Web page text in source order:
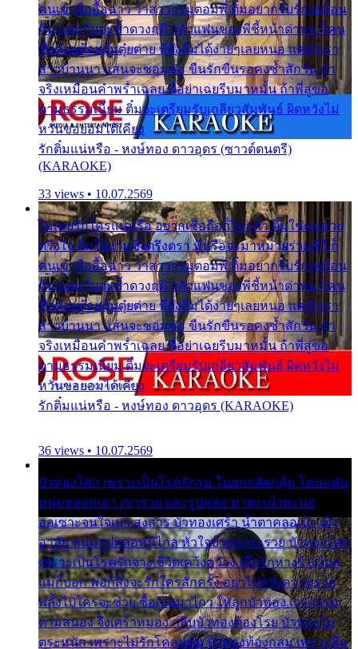
คนเขาลืออื้อฉาว ว่าสาวๆรุมตอมพี่ ติ๋มอยากรับรักเหมือน
กัน แต่หวั่นจะช้ำดวงฤดี กลัวแฟนของพี่ชี้หน้าด่าทอ ก็คน
ชื่อต๋อยต้อยตุ้มตุ๋ยต่าย พี่ยังลืมได้ง่ายๆเลยหนอ แค่ตัวเรา
สาวบ้านนา แสนจะซอมซ่อ ขืนรักขืนรอคงช้ำสักวัน ถ้า
จริงเหมือนคำพร่ำเฉลย พี่อย่าเฉยรีบมาหมั้น ถ้าพี่สู่ขอ
ตามธรรมเนียม ติ๋มจะเตรียมรับเกลียวสัมพันธ์ ผิดหวังไม่
หวั่นขอยอมได้เคียง
รักติ๋มแน่หรือ - หงษ์ทอง ดาวอุดร (ซาวด์ดนตรี)
(KARAOKE)
33 views • 10.07.2569
ไม่เคยรักใครแน่หรือ อยากเชื่อถือก็ไม่กล้า ติ๋มใช่คนสวย
ตรึงใจ ติ๋มใช่งามซึ้งตรึงตรา พี่หรือจะมาหมายร่วมชีวี ก็
คนเขาลืออื้อฉาว ว่าสาวๆรุมตอมพี่ ติ๋มอยากรับรักเหมือน
กัน แต่หวั่นจะช้ำดวงฤดี กลัวแฟนของพี่ชี้หน้าด่าทอ ก็คน
ชื่อต๋อยต้อยตุ้มตุ๋ยต่าย พี่ยังลืมได้ง่ายๆเลยหนอ แค่ตัวเรา
สาวบ้านนา แสนจะซอมซ่อ ขืนรักขืนรอคงช้ำสักวัน ถ้า
จริงเหมือนคำพร่ำเฉลย พี่อย่าเฉยรีบมาหมั้น ถ้าพี่สู่ขอ
ตามธรรมเนียม ติ๋มจะเตรียมรับเกลียวสัมพันธ์ ผิดหวังไม่
หวั่นขอยอมได้เคียง
รักติ๋มแน่หรือ - หงษ์ทอง ดาวอุดร (KARAOKE)
36 views • 10.07.2569
บัวทองโศก เพราะเป็นโรครักรุม ในอกกลัดกลุ้ม โดนแฟน
หนุ่มหลอกเอา เขารวย และรูปหล่อ มาพะเน้าพะนอ
ออเซาะจนใจเบา สงสาร บัวทองเศร้า น้ำตาคลอเบ้า เฝ้า
อาลัย หนุ่มรูปหล่อหนีไกล หัวใจบัวทองระรวย บัวทองโศก
เพราะเป็นโรครักจาง ชีวิตเคว้งคว้าง เมื่อรักห่างร้างไกล
แม่ก็บอก พ่อก็สั่งจะรักใครสักครั้ง อย่าไปหวังความรวย
พลั้งไปใครจะช่วย ซื้อเปลมาไกว ให้ลูกบัวทอง เวรกรรม
ตามสนอง จึงเศร้าหมอง กลีบบัวทองต้องโรย บัวทองไม่
ตระหนัก เพราะไม่รักโคลนตม บัวทองท้องกลม เพราะลืม